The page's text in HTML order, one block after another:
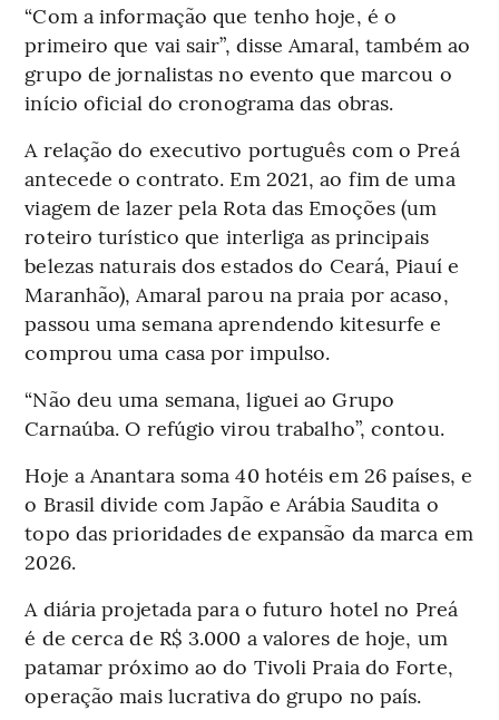
“Com a informação que tenho hoje, é o
primeiro que vai sair”, disse Amaral, também ao
grupo de jornalistas no evento que marcou o
início oficial do cronograma das obras.
A relação do executivo português com o Preá
antecede o contrato. Em 2021, ao fim de uma
viagem de lazer pela Rota das Emoções (um
roteiro turístico que interliga as principais
belezas naturais dos estados do Ceará, Piauí e
Maranhão), Amaral parou na praia por acaso,
passou uma semana aprendendo kitesurfe e
comprou uma casa por impulso.
“Não deu uma semana, liguei ao Grupo
Carnaúba. O refúgio virou trabalho”, contou.
Hoje a Anantara soma 40 hotéis em 26 países, e
o Brasil divide com Japão e Arábia Saudita o
topo das prioridades de expansão da marca em
2026.
A diária projetada para o futuro hotel no Preá
é de cerca de R$ 3.000 a valores de hoje, um
patamar próximo ao do Tivoli Praia do Forte,
operação mais lucrativa do grupo no país.